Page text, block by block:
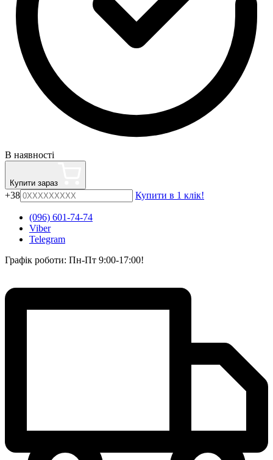
В наявності
Купити зараз
+38 Купити в 1 клік!
(096) 601-74-74
Viber
Telegram
Графік роботи: Пн-Пт 9:00-17:00!